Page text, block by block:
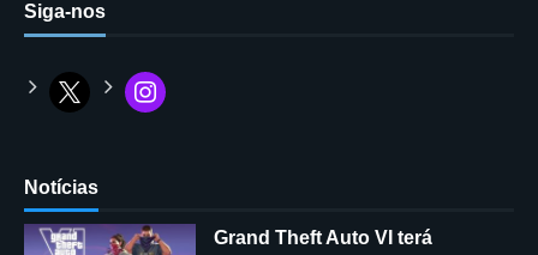
Siga-nos
Notícias
Grand Theft Auto VI terá